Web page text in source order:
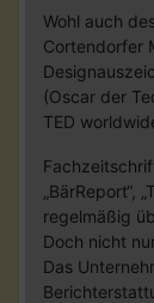
Wohl auch
Cortendorfer
(Oscar der
TED
„BärReport“,
regelmäßig
Doch nicht
Das